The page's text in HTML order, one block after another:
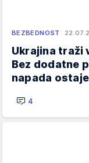
BEZBEDNOST
Ukrajina traži
Bez dodatne
napada
4